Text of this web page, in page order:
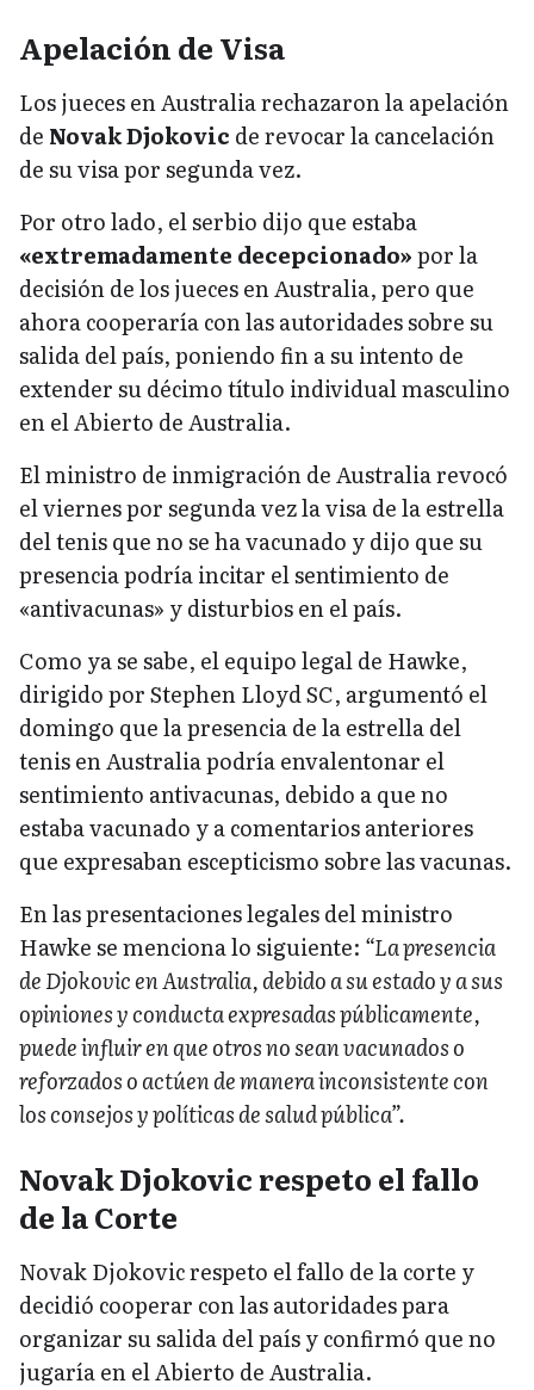
Apelación de Visa
Los jueces en Australia rechazaron la apelación
de Novak Djokovic de revocar la cancelación
de su visa por segunda vez.
Por otro lado, el serbio dijo que estaba
«extremadamente decepcionado»por la
decisión de los jueces en Australia, pero que
ahora cooperaría con las autoridades sobre su
salida del país, poniendo fin a su intento de
extender su décimo título individual masculino
en el Abierto de Australia.
El ministro de inmigración de Australia revocó
el viernes por segunda vez la visa de la estrella
del tenis que no se ha vacunado y dijo que su
presencia podría incitar el sentimiento de
«antivacunas» y disturbios en el país.
Como ya se sabe, el equipo legal de Hawke,
dirigido por Stephen Lloyd SC, argumentó el
domingo que la presencia de la estrella del
tenis en Australia podría envalentonar el
sentimiento antivacunas, debido a que no
estaba vacunado y a comentarios anteriores
que expresaban escepticismo sobre las vacunas.
En las presentaciones legales del ministro
Hawke se menciona lo siguiente: “La presencia
de Djokovic en Australia, debido a su estado y a sus
opiniones y conducta expresadas públicamente,
puede influir en que otros no sean vacunados o
reforzados o actúen de manera inconsistente con
los consejos y políticas de salud pública”.
Novak Djokovic respeto el fallo
de la Corte
Novak Djokovic respeto el fallo de la corte y
decidió cooperar con las autoridades para
organizar su salida del país y confirmó que no
jugaría en el Abierto de Australia.